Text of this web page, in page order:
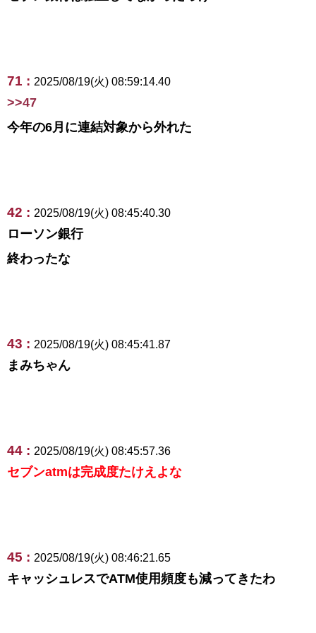
71 : 2025/08/19(火) 08:59:14.40
>>47
今年の6月に連結対象から外れた
42 : 2025/08/19(火) 08:45:40.30
ローソン銀行
終わったな
43 : 2025/08/19(火) 08:45:41.87
まみちゃん
44 : 2025/08/19(火) 08:45:57.36
セブンatmは完成度たけえよな
45 : 2025/08/19(火) 08:46:21.65
キャッシュレスでATM使用頻度も減ってきたわ